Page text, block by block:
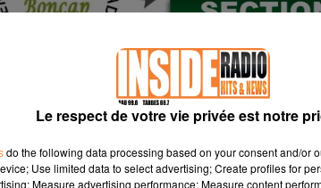
Le respect de votre vie privée est notre
do the following data processing based on your consent and/or
Use limited data to select advertising; Create profiles for
Measure advertising performance; Measure content